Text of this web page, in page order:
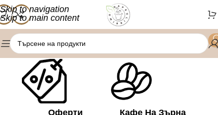
Skip to navigation
Skip to main content
Начало/Мляно кафе
Оферти Кафе На Зърна